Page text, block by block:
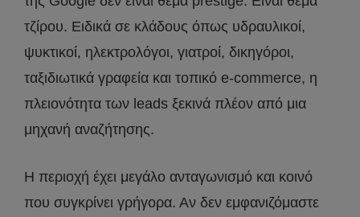
τζίρου. Ειδικά σε κλάδους όπως υδραυλικοί,
ψυκτικοί, ηλεκτρολόγοι, γιατροί, δικηγόροι,
ταξιδιωτικά γραφεία και τοπικό e-commerce, η
πλειονότητα των leads ξεκινά πλέον από μια
μηχανή αναζήτησης.
Η περιοχή έχει μεγάλο ανταγωνισμό και κοινό
που συγκρίνει γρήγορα. Αν δεν εμφανιζόμαστε